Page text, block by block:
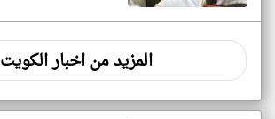
المزيد من اخبار الكويت